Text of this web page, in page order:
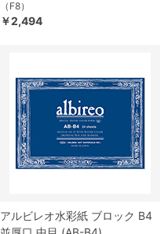
（F8）
￥2,494
アルビレオ水彩紙 ブロック B4